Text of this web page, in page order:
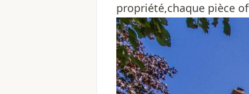
propriété,chaque pièce